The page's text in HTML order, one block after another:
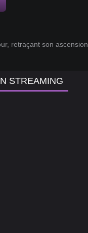
retraçant son ascension
STREAMING